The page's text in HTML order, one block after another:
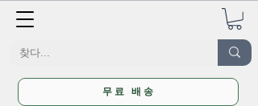
무료 배송